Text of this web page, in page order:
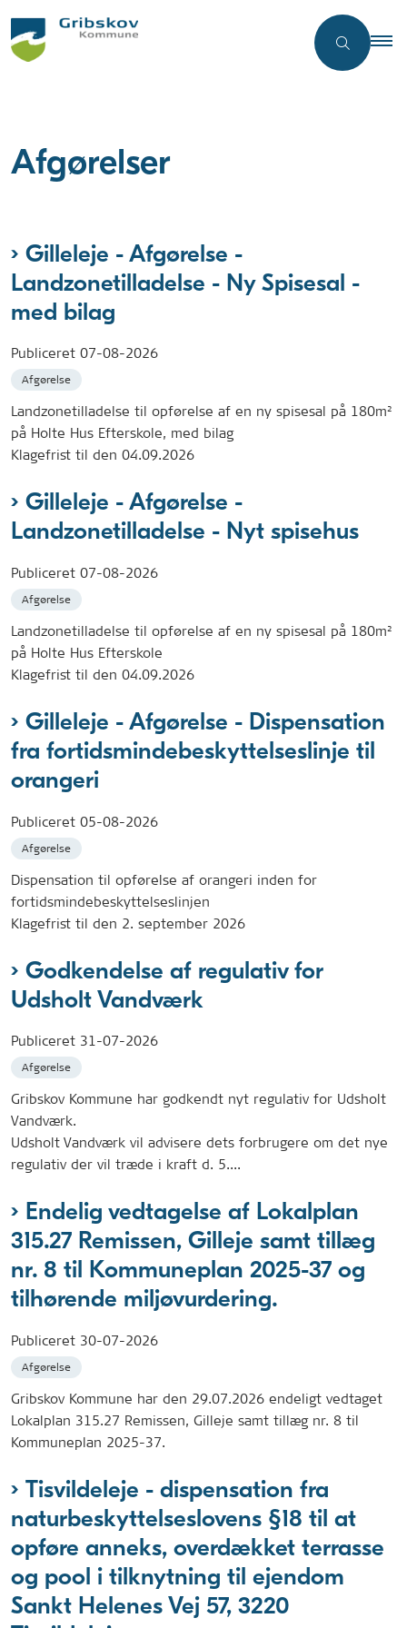
Afgørelser
Gilleleje - Afgørelse -
Landzonetilladelse - Ny Spisesal -
med bilag
Publiceret 07-08-2026
Afgørelse
Landzonetilladelse til opførelse af en ny spisesal på 180m²
på Holte Hus Efterskole, med bilag
Klagefrist til den 04.09.2026
Gilleleje - Afgørelse -
Landzonetilladelse - Nyt spisehus
Publiceret 07-08-2026
Afgørelse
Landzonetilladelse til opførelse af en ny spisesal på 180m²
på Holte Hus Efterskole
Klagefrist til den 04.09.2026
Gilleleje - Afgørelse - Dispensation
fra fortidsmindebeskyttelseslinje til
orangeri
Publiceret 05-08-2026
Afgørelse
Dispensation til opførelse af orangeri inden for
fortidsmindebeskyttelseslinjen
Klagefrist til den 2. september 2026
Godkendelse af regulativ for
Udsholt Vandværk
Publiceret 31-07-2026
Afgørelse
Gribskov Kommune har godkendt nyt regulativ for Udsholt
Vandværk.
Udsholt Vandværk vil advisere dets forbrugere om det nye
regulativ der vil træde i kraft d. 5....
Endelig vedtagelse af Lokalplan
315.27 Remissen, Gilleje samt tillæg
nr. 8 til Kommuneplan 2025-37 og
tilhørende miljøvurdering.
Publiceret 30-07-2026
Afgørelse
Gribskov Kommune har den 29.07.2026 endeligt vedtaget
Lokalplan 315.27 Remissen, Gilleje samt tillæg nr. 8 til
Kommuneplan 2025-37.
Tisvildeleje - dispensation fra
naturbeskyttelseslovens §18 til at
opføre anneks, overdækket terrasse
og pool i tilknytning til ejendom
Sankt Helenes Vej 57, 3220